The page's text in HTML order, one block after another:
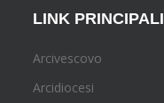
LINK PRINCIPALI
Arcivescovo
Arcidiocesi